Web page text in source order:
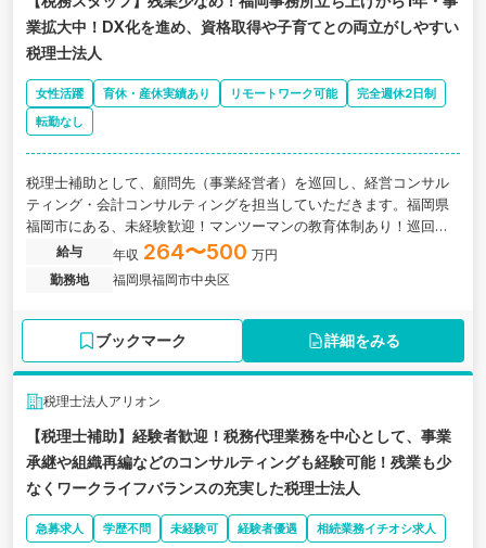
業拡大中！DX化を進め、資格取得や子育てとの両立がしやすい
税理士法人
女性活躍 育休・産休実績あり リモートワーク可能
完全週休2日制
転勤なし
税理士補助として、顧問先（事業経営者）を巡回し、経営コンサル
ティング・会計コンサルティングを担当していただきます。福岡県
福岡市にある、未経験歓迎！マンツーマンの教育体制あり！巡回業
務を通して高い専門性を身につけられる税理士法人の求人です。
給与 年収 264〜500 万円
勤務地
福岡県福岡市中央区
ブックマーク 詳細をみる
税理士法人アリオン
【税理士補助】経験者歓迎！税務代理業務を中心として、事業
承継や組織再編などのコンサルティングも経験可能！残業も少
なくワークライフバランスの充実した税理士法人
急募求人 学歴不問 未経験可 経験者優遇 相続業務イチオシ求人